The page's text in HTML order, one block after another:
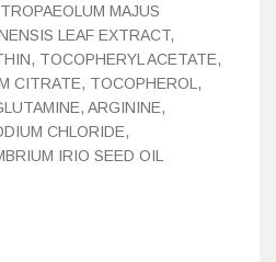
MAJUS
LEAF EXTRACT,
TOCOPHERYL ACETATE,
CITRATE, TOCOPHEROL,
ARGININE,
CHLORIDE,
IRIO SEED OIL